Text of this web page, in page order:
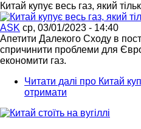
Китай купує весь газ, який
ASK ср, 03/01/2023 - 14:40
Апетити Далекого Сходу в
спричинити проблеми для
економити газ.
Читати далі про Китай
отримати